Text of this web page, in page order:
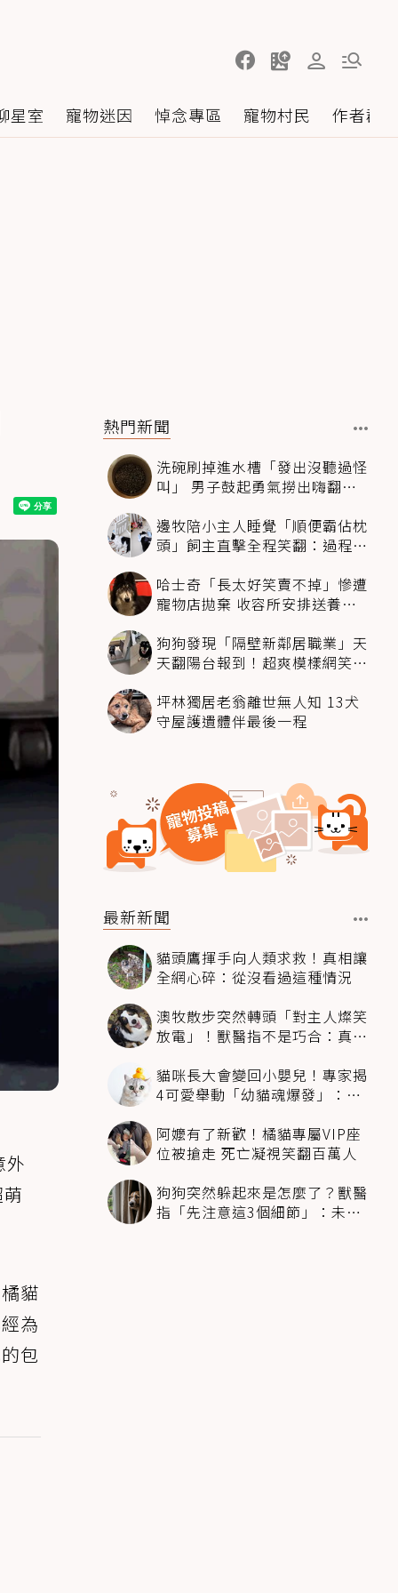
星室 寵物迷因 悼念專區 寵物村民 作者群
外
貓
為
包
熱門新聞
洗碗刷掉進水槽「發出沒聽過怪
叫」 男子鼓起勇氣撈出嗨翻：
邊牧陪小主人睡覺「順便霸佔枕
頭」飼主直擊全程笑翻：過程絲
哈士奇「長太好笑賣不掉」慘遭
寵物店拋棄 收容所安排送養活
狗狗發現「隔壁新鄰居職業」天
天翻陽台報到！超爽模樣網笑
坪林獨居老翁離世無人知 13犬
守屋護遺體伴最後一程
最新新聞
貓頭鷹揮手向人類求救！真相讓
全網心碎：從沒看過這種情況
澳牧散步突然轉頭「對主人燦笑
放電」！獸醫指不是巧合：真相
貓咪長大會變回小嬰兒！專家揭
4可愛舉動「幼貓魂爆發」：本
阿嬤有了新歡！橘貓專屬VIP座
位被搶走 死亡凝視笑翻百萬人
狗狗突然躲起來是怎麼了？獸醫
指「先注意這3個細節」：未必